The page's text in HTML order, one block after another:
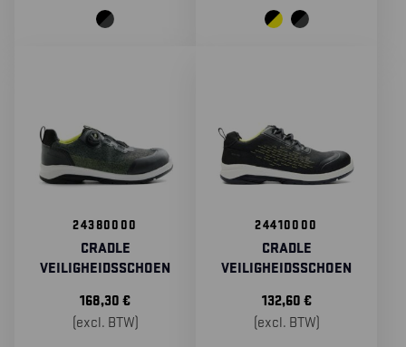
24380000
CRADLE
VEILIGHEIDSSCHOEN
168,30 €
(excl. BTW)
24410000
CRADLE
VEILIGHEIDSSCHOEN
132,60 €
(excl. BTW)